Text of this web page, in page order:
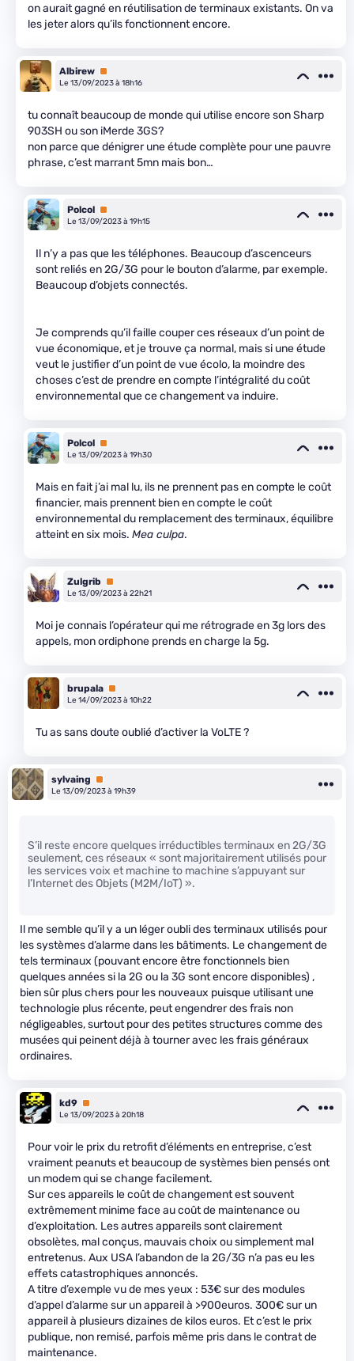
on aurait gagné en réutilisation de terminaux existants. On va
les jeter alors qu’ils fonctionnent encore.
Albirew Premium
Le 13/09/2023 à 18h16
tu connaît beaucoup de monde qui utilise encore son Sharp
903SH ou son iMerde 3GS?
non parce que dénigrer une étude complète pour une pauvre
phrase, c’est marrant 5mn mais bon…
Polcol Premium
Le 13/09/2023 à 19h15
Il n’y a pas que les téléphones. Beaucoup d’ascenceurs
sont reliés en 2G/3G pour le bouton d’alarme, par exemple.
Beaucoup d’objets connectés.
Je comprends qu’il faille couper ces réseaux d’un point de
vue économique, et je trouve ça normal, mais si une étude
veut le justifier d’un point de vue écolo, la moindre des
choses c’est de prendre en compte l’intégralité du coût
environnemental que ce changement va induire.
Polcol Premium
Le 13/09/2023 à 19h30
Mais en fait j’ai mal lu, ils ne prennent pas en compte le coût
financier, mais prennent bien en compte le coût
environnemental du remplacement des terminaux, équilibre
atteint en six mois. Mea culpa.
Zulgrib
Premium
Le 13/09/2023 à 22h21
Moi je connais l’opérateur qui me rétrograde en 3g lors des
appels, mon ordiphone prends en charge la 5g.
brupala Premium
Le 14/09/2023 à 10h22
Tu as sans doute oublié d’activer la VoLTE ?
sylvaing
Premium
Le 13/09/2023 à 19h39
S’il reste encore quelques irréductibles terminaux en 2G/3G
seulement, ces réseaux « sont majoritairement utilisés pour
les services voix et machine to machine s’appuyant sur
l’Internet des Objets (M2M/IoT) ».
Il me semble qu’il y a un léger oubli des terminaux utilisés pour
les systèmes d’alarme dans les bâtiments. Le changement de
tels terminaux (pouvant encore être fonctionnels bien
quelques années si la 2G ou la 3G sont encore disponibles) ,
bien sûr plus chers pour les nouveaux puisque utilisant une
technologie plus récente, peut engendrer des frais non
négligeables, surtout pour des petites structures comme des
musées qui peinent déjà à tourner avec les frais généraux
ordinaires.
kd9 Premium
Le 13/09/2023 à 20h18
Pour voir le prix du retrofit d’éléments en entreprise, c’est
vraiment peanuts et beaucoup de systèmes bien pensés ont
un modem qui se change facilement.
Sur ces appareils le coût de changement est souvent
extrêmement minime face au coût de maintenance ou
d’exploitation. Les autres appareils sont clairement
obsolètes, mal conçus, mauvais choix ou simplement mal
entretenus. Aux USA l’abandon de la 2G/3G n’a pas eu les
effets catastrophiques annoncés.
A titre d’exemple vu de mes yeux : 53€ sur des modules
d’appel d’alarme sur un appareil à >900euros. 300€ sur un
appareil à plusieurs dizaines de kilos euros. Et c’est le prix
publique, non remisé, parfois même pris dans le contrat de
maintenance.